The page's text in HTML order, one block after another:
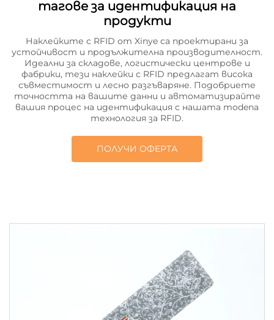
тагове за идентификация на
продукти
Наклейките с RFID от Xinye са проектирани за
устойчивост и продължителна производителност.
Идеални за складове, логистически центрове и
фабрики, тези наклейки с RFID предлагат висока
съвместимост и лесно разгъваряне. Подобриете
точността на вашите данни и автоматизирайте
вашия процес на идентификация с нашата modenа
технология за RFID.
ПОЛУЧИ ОФЕРТА